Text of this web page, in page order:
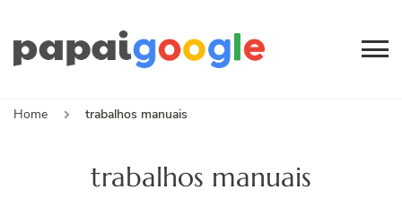
Home
trabalhos manuais
trabalhos manuais